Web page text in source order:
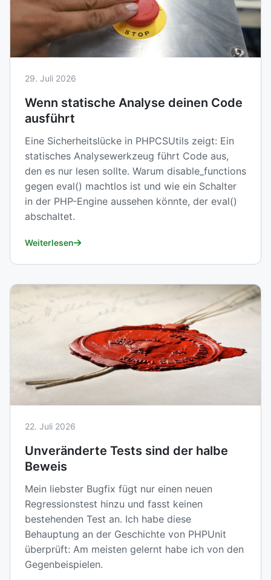
29. Juli 2026
Wenn statische Analyse deinen Code
ausführt
Eine Sicherheitslücke in PHPCSUtils zeigt: Ein
statisches Analysewerkzeug führt Code aus,
den es nur lesen sollte. Warum disable_functions
gegen eval() machtlos ist und wie ein Schalter
in der PHP-Engine aussehen könnte, der eval()
abschaltet.
Weiterlesen
22. Juli 2026
Unveränderte Tests sind der halbe
Beweis
Mein liebster Bugfix fügt nur einen neuen
Regressionstest hinzu und fasst keinen
bestehenden Test an. Ich habe diese
Behauptung an der Geschichte von PHPUnit
überprüft: Am meisten gelernt habe ich von den
Gegenbeispielen.